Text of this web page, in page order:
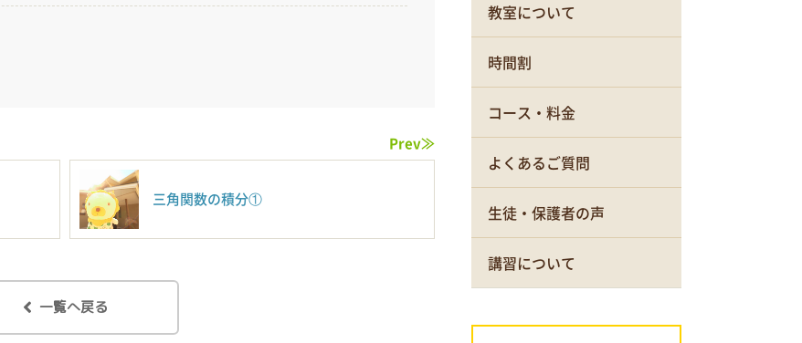
Prev≫
三角関数の積分①
一覧へ戻る
教室について
時間割
コース・料金
よくあるご質問
生徒・保護者の声
講習について